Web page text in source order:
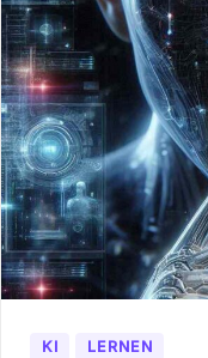
KI LERNEN